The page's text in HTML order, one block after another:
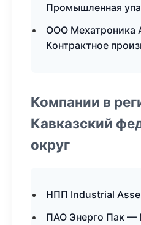
Промышленная
ООО Мехатроника
Контрактное
Компании в
Кавказский
округ
НПП Industrial
ПАО Энерго Пак —